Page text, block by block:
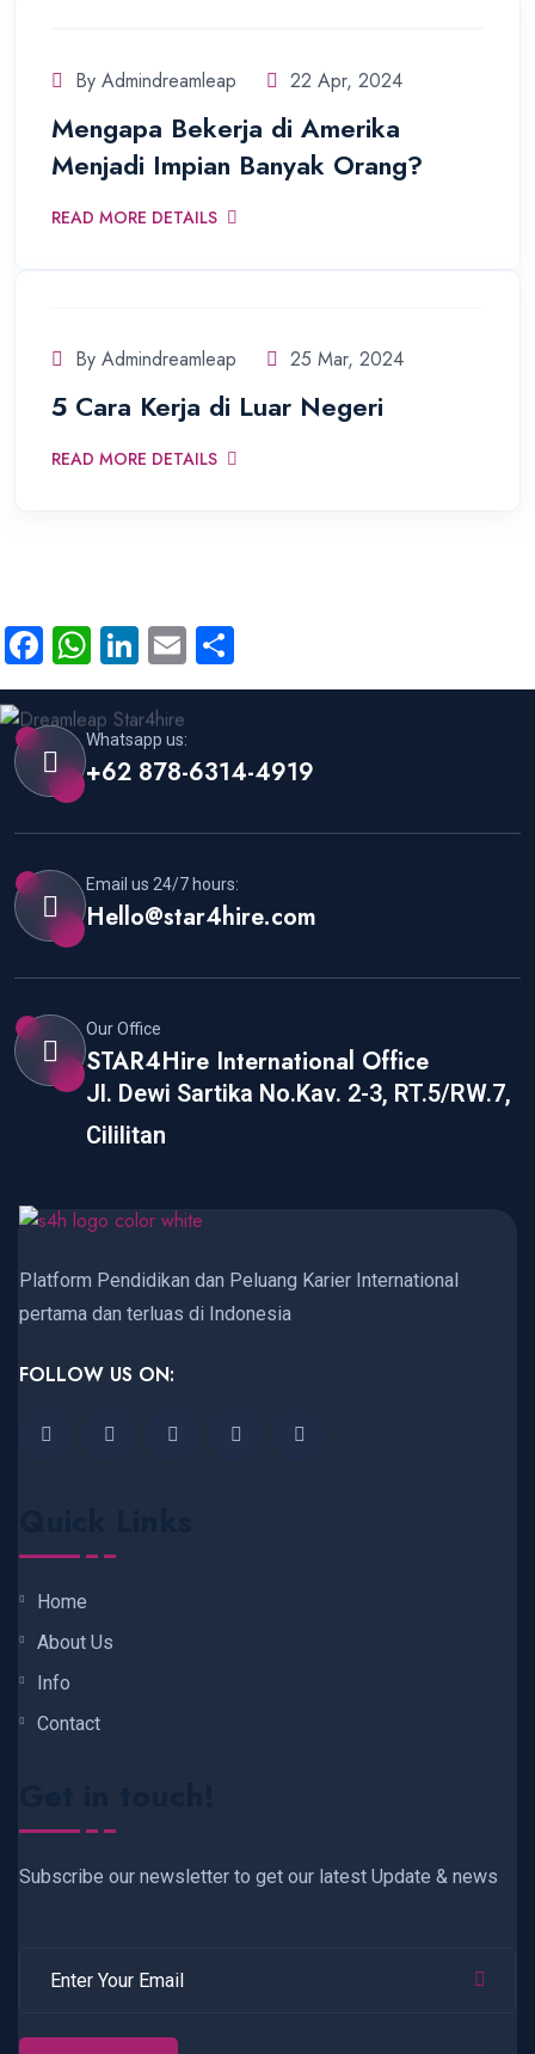
By Admindreamleap 22 Apr, 2024
Mengapa Bekerja di Amerika
Menjadi Impian Banyak Orang?
READ MORE DETAILS
By Admindreamleap 25 Mar, 2024
5 Cara Kerja di Luar Negeri
READ MORE DETAILS
Facebook
WhatsApp
LinkedIn
Email
Whatsapp us:
+62 878-6314-4919
Email us 24/7 hours:
Hello@star4hire.com
Our Office
STAR4Hire International Office
Jl. Dewi Sartika No.Kav. 2-3, RT.5/RW.7,
Cililitan
Platform Pendidikan dan Peluang Karier International
pertama dan terluas di Indonesia
FOLLOW US ON:
Home
About Us
Info
Contact
Subscribe our newsletter to get our latest Update & news